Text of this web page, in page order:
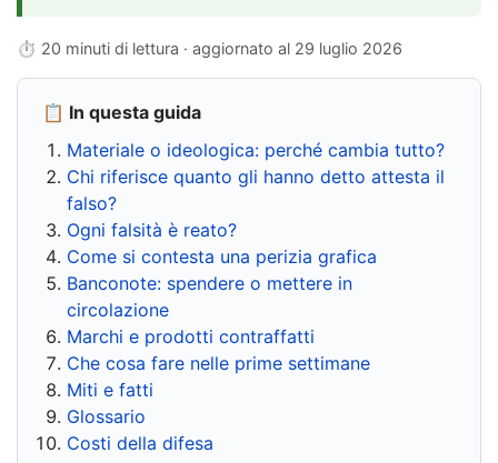
⏱ 20 minuti di lettura · aggiornato al 29 luglio 2026
📋 In questa guida
Materiale o ideologica: perché cambia tutto?
Chi riferisce quanto gli hanno detto attesta il
falso?
Ogni falsità è reato?
Come si contesta una perizia grafica
Banconote: spendere o mettere in
circolazione
Marchi e prodotti contraffatti
Che cosa fare nelle prime settimane
Miti e fatti
Glossario
Costi della difesa